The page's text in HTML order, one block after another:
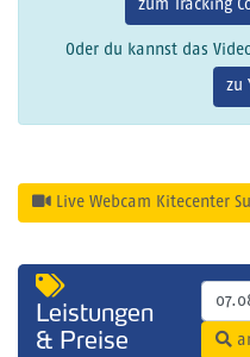
zum Tracking
Oder du kannst das
zu
Live Webcam Kitecenter
Leistungen
& Preise